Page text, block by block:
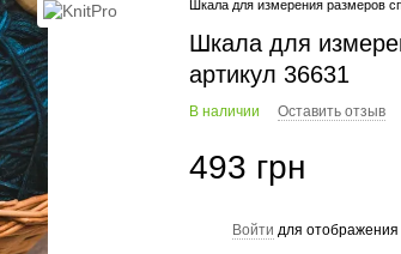
Шкала для измерения размеров
Шкала для
артикул 36631
В наличии Оставить отзыв
493 грн
Войти для отображения